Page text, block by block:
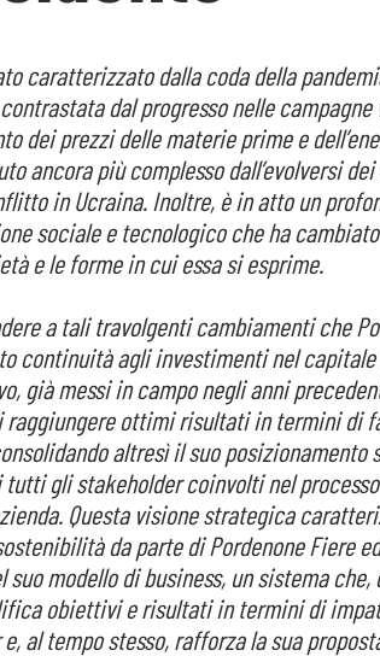
caratterizzato dalla coda della
contrastata dal progresso nelle
dei prezzi delle materie prime e
ancora più complesso dall’evolversi
in Ucraina. Inoltre, è in atto un
sociale e tecnologico che ha
e le forme in cui essa si esprime.
a tali travolgenti cambiamenti che
continuità agli investimenti nel
già messi in campo negli anni
raggiungere ottimi risultati in termini di
altresì il suo posizionamento
tutti gli stakeholder coinvolti nel
Questa visione strategica
da parte di Pordenone Fiere
suo modello di business, un sistema
obiettivi e risultati in termini di
e, al tempo stesso, rafforza la sua